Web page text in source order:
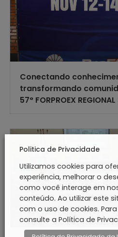
Conectando
transformando
57° FORPROEX REGIONAL
Politica de Privacidade
Utilizamos cookies para
experiência, melhorar o
como você interage em
conteúdo. Ao utilizar este
com o uso de cookies.
consulte a Política de